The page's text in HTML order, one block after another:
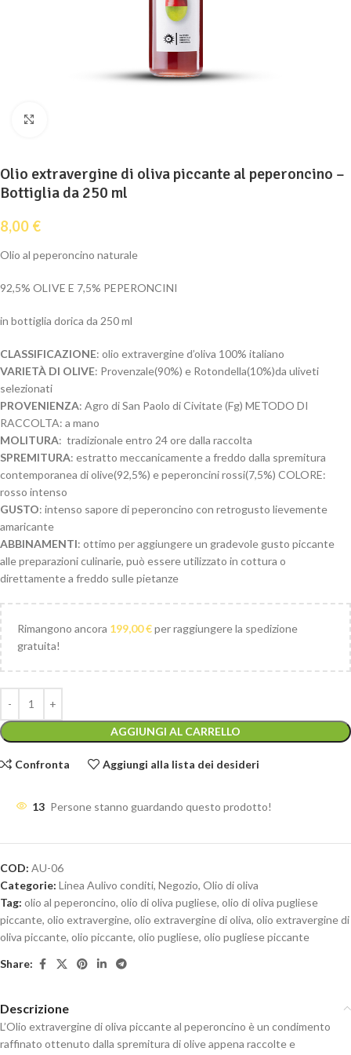
Olio extravergine di oliva piccante al peperoncino –
Bottiglia da 250 ml
8,00 €
Olio al peperoncino naturale
92,5% OLIVE E 7,5% PEPERONCINI
in bottiglia dorica da 250 ml
CLASSIFICAZIONE: olio extravergine d’oliva 100% italiano
VARIETÀ DI OLIVE: Provenzale(90%) e Rotondella(10%)da uliveti
selezionati
PROVENIENZA: Agro di San Paolo di Civitate (Fg) METODO DI
RACCOLTA: a mano
MOLITURA: tradizionale entro 24 ore dalla raccolta
SPREMITURA: estratto meccanicamente a freddo dalla spremitura
contemporanea di olive(92,5%) e peperoncini rossi(7,5%) COLORE:
rosso intenso
GUSTO: intenso sapore di peperoncino con retrogusto lievemente
amaricante
ABBINAMENTI: ottimo per aggiungere un gradevole gusto piccante
alle preparazioni culinarie, può essere utilizzato in cottura o
direttamente a freddo sulle pietanze
Rimangono ancora 199,00€per raggiungere la spedizione
gratuita!
AGGIUNGI AL CARRELLO
Confronta Aggiungi alla lista dei desideri
13 Persone stanno guardando questo prodotto!
COD: AU-06
Categorie: Linea Aulivo conditi, Negozio, Olio di oliva
Tag: olio al peperoncino, olio di oliva pugliese, olio di oliva pugliese
piccante, olio extravergine, olio extravergine di oliva, olio extravergine di
oliva piccante, olio piccante, olio pugliese, olio pugliese piccante
Share:
Descrizione
L’Olio extravergine di oliva piccante al peperoncino è un condimento
raffinato ottenuto dalla spremitura di olive appena raccolte e